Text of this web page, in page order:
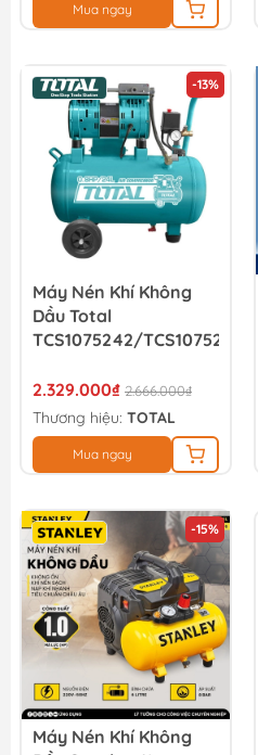
Mua ngay
-13%
Máy Nén Khí Không
Dầu Total
TCS1075242/TCS1075242T
2.329.000₫ 2.666.000₫
Thương hiệu: TOTAL
Mua ngay
-15%
Máy Nén Khí Không